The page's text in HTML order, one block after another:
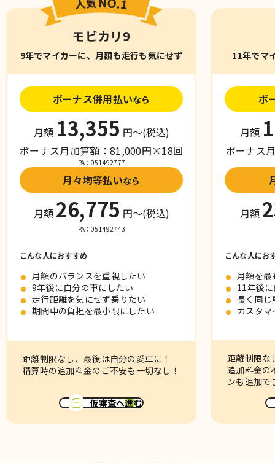
モビカリ9
9年でマイカーに、月額も走行も気にせず
ボーナス併用払いなら
月額 13,355 円〜(税込)
ボーナス月加算額：81,000円×18回
PA：051492777
月々均等払いなら
月額 26,775 円〜(税込)
PA：051492743
こんな人におすすめ
月額のバランスを重視したい
9年後に自分の車にしたい
走行距離を気にせず乗りたい
期間中の負担を最小限にしたい
距離制限なし、最後は自分の愛車に！
精算時の追加料金のご不安も一切なし！
仮審査へ進む
11年でマ
ボ
月額
ボーナス
月額
こんな人にお
月額を
11年後
長く同じ
カスタ
距離制限な
追加料金の
ンも追加で